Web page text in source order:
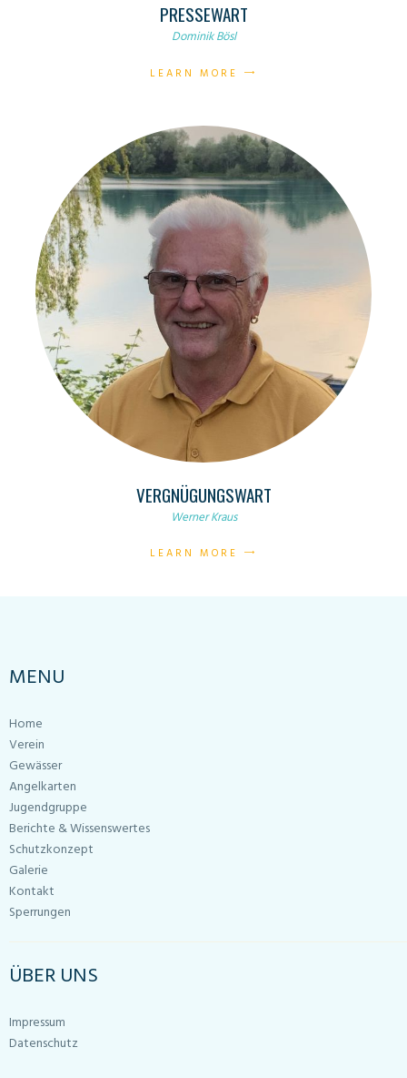
PRESSEWART
Dominik Bösl
LEARN MORE
VERGNÜGUNGSWART
Werner Kraus
LEARN MORE
MENU
Home
Verein
Gewässer
Angelkarten
Jugendgruppe
Berichte & Wissenswertes
Schutzkonzept
Galerie
Kontakt
Sperrungen
ÜBER UNS
Impressum
Datenschutz